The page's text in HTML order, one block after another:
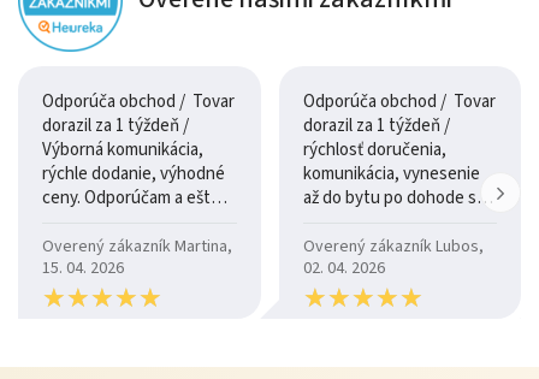
Odporúča obchod / Tovar
dorazil za 1 týždeň /
Výborná komunikácia,
rýchle dodanie, výhodné
ceny. Odporúčam a ešte
Overený zákazník Martina,
15. 04. 2026
★★★★★
★★★★★
Odporúča obchod / Tovar
dorazil za 1 týždeň /
rýchlosť doručenia,
komunikácia, vynesenie
až do bytu po dohode so
Overený zákazník Lubos,
02. 04. 2026
★★★★★
★★★★★